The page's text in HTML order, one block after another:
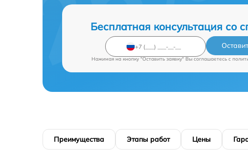
Бесплатная консультация со
Нажимая на кнопку "Оставить заявку" Вы соглашаетесь c
Преимущества Этапы работ Цены